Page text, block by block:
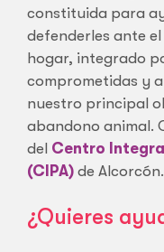
constituida para
defenderles ante
hogar, integrado
comprometidas y
nuestro principal
abandono animal.
del Centro
(CIPA) de Alcorcón.
¿Quieres